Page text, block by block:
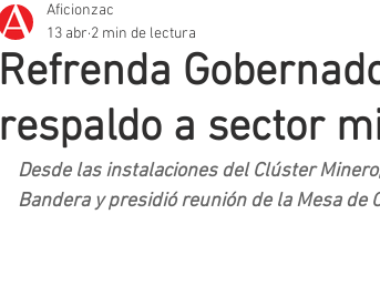
Que no se olvide
Mineros LNBP
Refrenda
respaldo a sector
Aficionzac
13 abr 2 min de lectura
Desde las instalaciones del Clúster
Bandera y presidió reunión de la Mesa de